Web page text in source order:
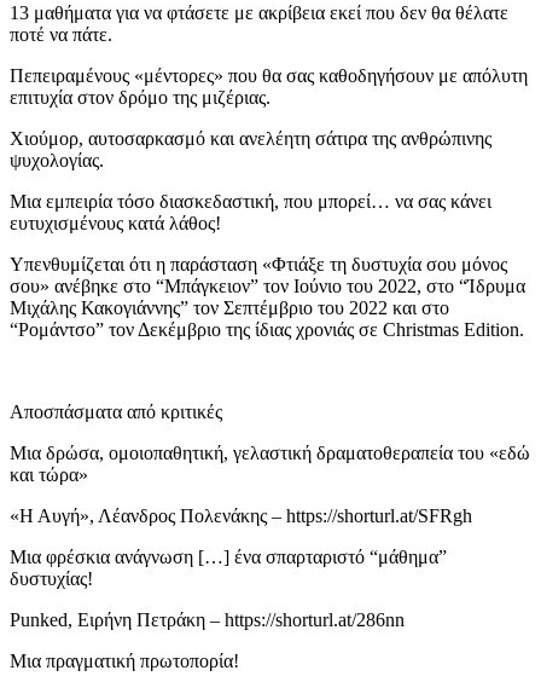
13 μαθήματα για να φτάσετε με ακρίβεια εκεί που δεν θα θέλατε
ποτέ να πάτε.
Πεπειραμένους «μέντορες» που θα σας καθοδηγήσουν με απόλυτη
επιτυχία στον δρόμο της μιζέριας.
Χιούμορ, αυτοσαρκασμό και ανελέητη σάτιρα της ανθρώπινης
ψυχολογίας.
Μια εμπειρία τόσο διασκεδαστική, που μπορεί… να σας κάνει
ευτυχισμένους κατά λάθος!
Υπενθυμίζεται ότι η παράσταση «Φτιάξε τη δυστυχία σου μόνος
σου» ανέβηκε στο “Μπάγκειον” τον Ιούνιο του 2022, στο “Ίδρυμα
Μιχάλης Κακογιάννης” τον Σεπτέμβριο του 2022 και στο
“Ρομάντσο” τον Δεκέμβριο της ίδιας χρονιάς σε Christmas Edition.
Αποσπάσματα από κριτικές
Μια δρώσα, ομοιοπαθητική, γελαστική δραματοθεραπεία του «εδώ
και τώρα»
«Η Αυγή», Λέανδρος Πολενάκης – https://shorturl.at/SFRgh
Μια φρέσκια ανάγνωση […] ένα σπαρταριστό “μάθημα”
δυστυχίας!
Punked, Ειρήνη Πετράκη – https://shorturl.at/286nn
Μια πραγματική πρωτοπορία!